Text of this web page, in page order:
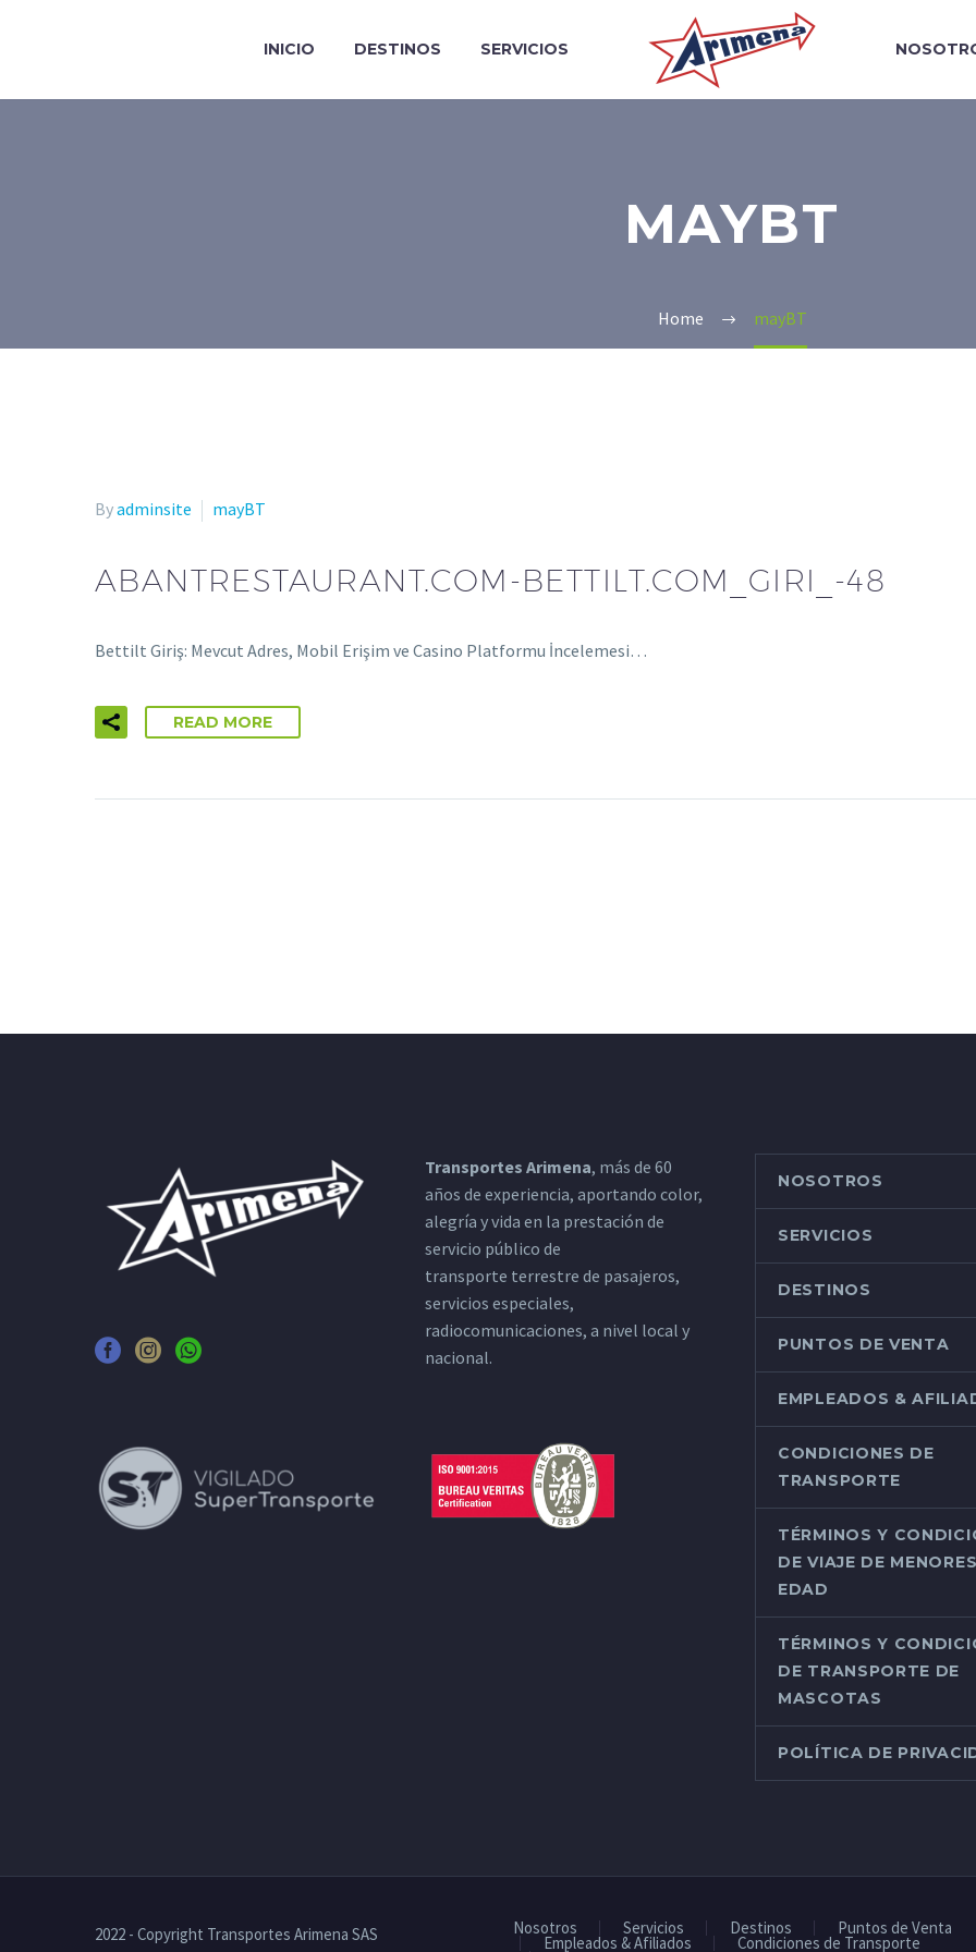
INICIO DESTINOS SERVICIOS
MAYBT
Home mayBT
Byadminsite mayBT
ABANTRESTAURANT.COM-BETTILT.COM_GIRI_-48
Bettilt Giriş: Mevcut Adres, Mobil Erişim ve Casino Platformu İncelemesi…
READ MORE
Transportes Arimena, más de 60
años de experiencia, aportando color,
alegría y vida en la prestación de
servicio público de
transporte terrestre de pasajeros,
servicios especiales,
radiocomunicaciones, a nivel local y
nacional.
NOSOTROS
SERVICIOS
DESTINOS
PUNTOS DE VENTA
EMPLEADOS &
CONDICIONES DE
TRANSPORTE
TÉRMINOS Y
DE VIAJE DE
EDAD
TÉRMINOS Y
DE TRANSPORTE DE
MASCOTAS
POLÍTICA DE
Nosotros Servicios Destinos Puntos de Venta
Empleados & Afiliados Condiciones de Transporte
2022 - Copyright Transportes Arimena SAS